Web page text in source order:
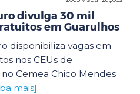
divulga 30 mil
em Guarulhos
disponibiliza vagas em
nos CEUs de
Cemea Chico Mendes
mais]